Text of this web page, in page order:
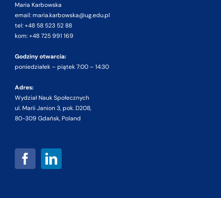
Maria Karbowska
email: maria.karbowska@ug.edu.pl
tel: +48 58 523 52 88
kom: +48 725 991 169
Godziny otwarcia:
poniedziałek – piątek 7:00 – 14:30
Adres:
Wydział Nauk Społecznych
ul. Marii Janion 3, pok. D208,
80-309 Gdańsk, Poland